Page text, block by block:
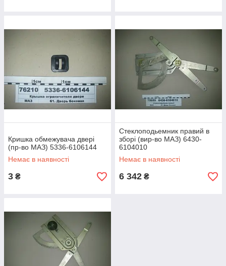
Кришка обмежувача двері
(пр-во МАЗ) 5336-6106144
Немає в наявності
3 ₴
Стеклоподьемник правий в
зборі (вир-во МАЗ) 6430-
6104010
Немає в наявності
6 342 ₴